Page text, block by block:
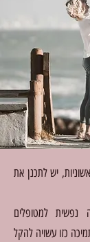
יש לתכנן את
נפשית למטופלים
כזו עשויה להקל